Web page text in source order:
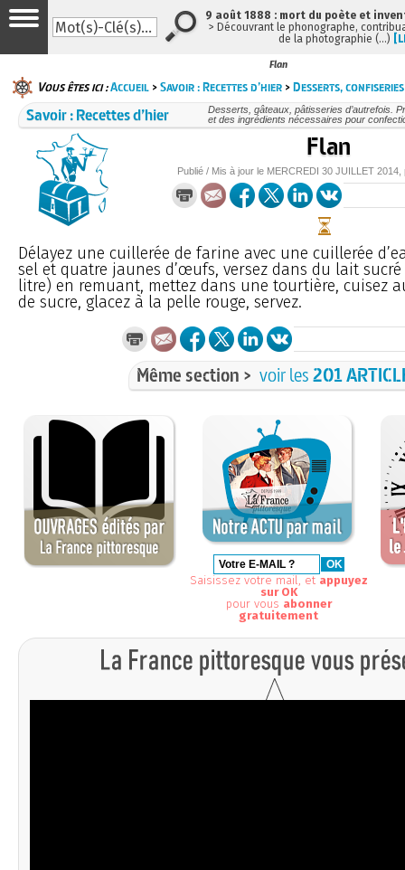
Flan
Vous êtes ici :Accueil >Savoir : Recettes d’hier >Desserts, confiseries
Savoir : Recettes d’hier
Desserts, gâteaux, pâtisseries d’autrefois.
et des ingrédients nécessaires pour
Flan
Publié / Mis à jour le MERCREDI 30 JUILLET 2014,
Délayez une cuillerée de farine avec une cuillerée
sel et quatre jaunes d’œufs, versez dans du lait
litre) en remuant, mettez dans une tourtière, cuisez
de sucre, glacez à la pelle rouge, servez.
Même section > voir les201
Saisissez votre mail, et appuyez
sur OK
pour vous abonner
gratuitement
9 août 1888 : mort du poète et
> Découvrant le phonographe,
de la photographie (…)